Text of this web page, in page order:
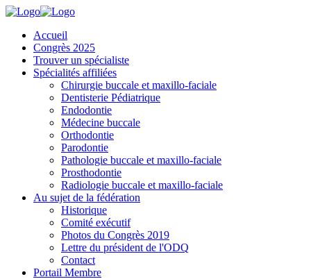
Accueil
Congrès 2025
Trouver un spécialiste
Spécialités affiliées
Chirurgie buccale et maxillo-faciale
Dentisterie Pédiatrique
Endodontie
Médecine buccale
Orthodontie
Parodontie
Pathologie buccale et maxillo-faciale
Prosthodontie
Radiologie buccale et maxillo-faciale
Au sujet de la fédération
Historique
Comité exécutif
Photos du Congrès 2019
Lettre du président de l'ODQ
Contact
Portail Membre